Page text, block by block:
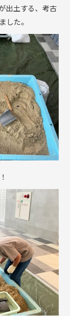
出土する、考古
した。